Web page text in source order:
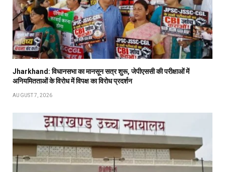
Jharkhand: विधानसभा का मानसून सत्र शुरू, जेपीएससी की परीक्षाओं में
अनियमितताओं के विरोध में विपक्ष का विरोध प्रदर्शन
AUGUST 7, 2026